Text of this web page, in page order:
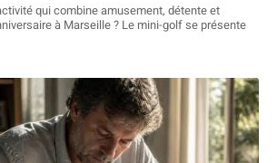
qui combine amusement, détente et
à Marseille ? Le mini-golf se présente